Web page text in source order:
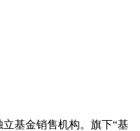
基金销售机构。旗下“基